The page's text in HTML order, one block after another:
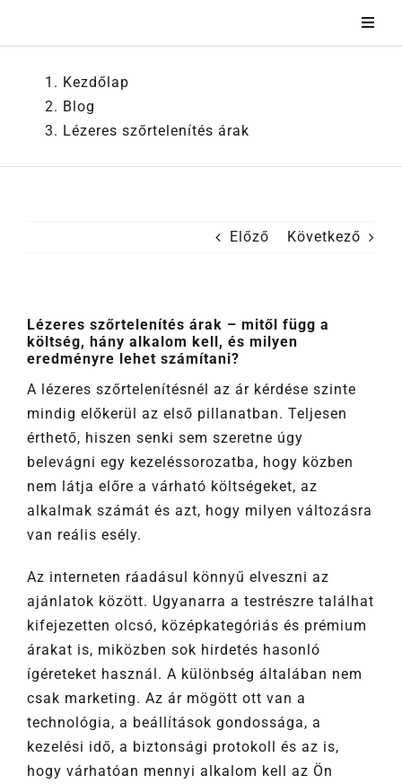
Kezdőlap
Blog
Lézeres szőrtelenítés árak
Előző Következő
Lézeres szőrtelenítés árak – mitől függ a
költség, hány alkalom kell, és milyen
eredményre lehet számítani?
A lézeres szőrtelenítésnél az ár kérdése szinte
mindig előkerül az első pillanatban. Teljesen
érthető, hiszen senki sem szeretne úgy
belevágni egy kezeléssorozatba, hogy közben
nem látja előre a várható költségeket, az
alkalmak számát és azt, hogy milyen változásra
van reális esély.
Az interneten ráadásul könnyű elveszni az
ajánlatok között. Ugyanarra a testrészre találhat
kifejezetten olcsó, középkategóriás és prémium
árakat is, miközben sok hirdetés hasonló
ígéreteket használ. A különbség általában nem
csak marketing. Az ár mögött ott van a
technológia, a beállítások gondossága, a
kezelési idő, a biztonsági protokoll és az is,
hogy várhatóan mennyi alkalom kell az Ön